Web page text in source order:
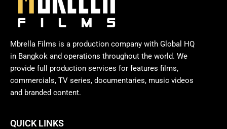
Mbrella Films is a production company with Global HQ
in Bangkok and operations throughout the world. We
provide full production services for features films,
commercials, TV series, documentaries, music videos
and branded content.
QUICK LINKS